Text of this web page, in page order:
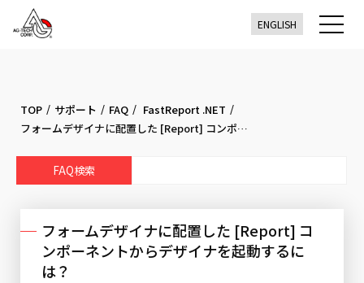
ENGLISH
TOP / サポート / FAQ / FastReport .NET /
フォームデザイナに配置した [Report] コンポーネントからデザイナを起動するには？
フォームデザイナに配置した [Report] コ
ンポーネントからデザイナを起動するに
は？